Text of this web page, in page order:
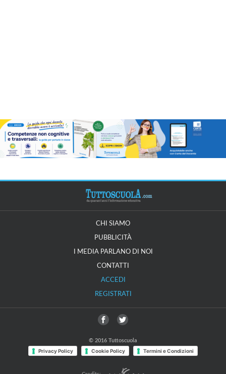
CHI SIAMO
PUBBLICITÀ
I MEDIA PARLANO DI NOI
CONTATTI
ACCEDI
REGISTRATI
© 2016 Tuttoscuola
Privacy Policy Cookie Policy Termini e Condizioni